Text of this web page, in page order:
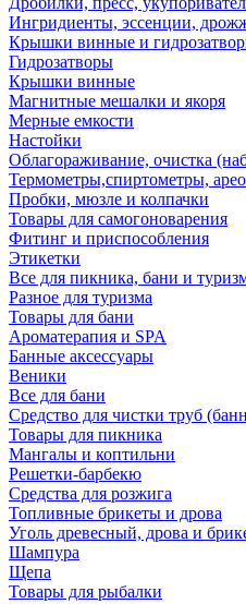
Ингридиенты, эссенции,
Крышки винные и
Гидрозатворы
Крышки винные
Магнитные мешалки и якоря
Мерные емкости
Настойки
Облагораживание, очистка
Термометры,спиртометры,
Пробки, мюзле и колпачки
Товары для самогоноварения
Фитинг и приспособления
Этикетки
Все для пикника, бани и
Разное для туризма
Товары для бани
Ароматерапия и SPA
Банные аксессуары
Веники
Все для бани
Средство для чистки труб
Товары для пикника
Мангалы и коптильни
Решетки-барбекю
Средства для розжига
Топливные брикеты и дрова
Уголь древесный, дрова и
Шампура
Щепа
Товары для рыбалки